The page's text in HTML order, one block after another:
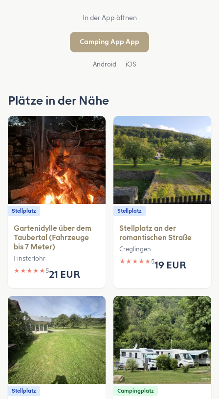
In der App öffnen
Camping App App
Android iOS
Plätze in der Nähe
Stellplatz
Gartenidylle über dem
Taubertal (Fahrzeuge
bis 7 Meter)
Finsterlohr
★ ★ ★ ★ ★521 EUR
Stellplatz
Stellplatz an der
romantischen Straße
Creglingen
★ ★ ★ ★ ★519 EUR
Stellplatz Campingplatz